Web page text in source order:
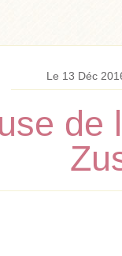
Le 13 Déc
de